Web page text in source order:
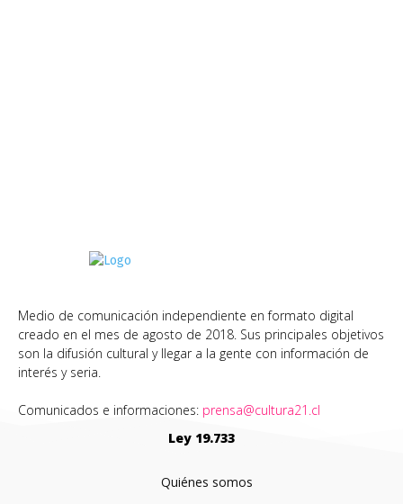
Medio de comunicación independiente en formato digital
creado en el mes de agosto de 2018. Sus principales objetivos
son la difusión cultural y llegar a la gente con información de
interés y seria.
Comunicados e informaciones: prensa@cultura21.cl
Ley 19.733
Quiénes somos